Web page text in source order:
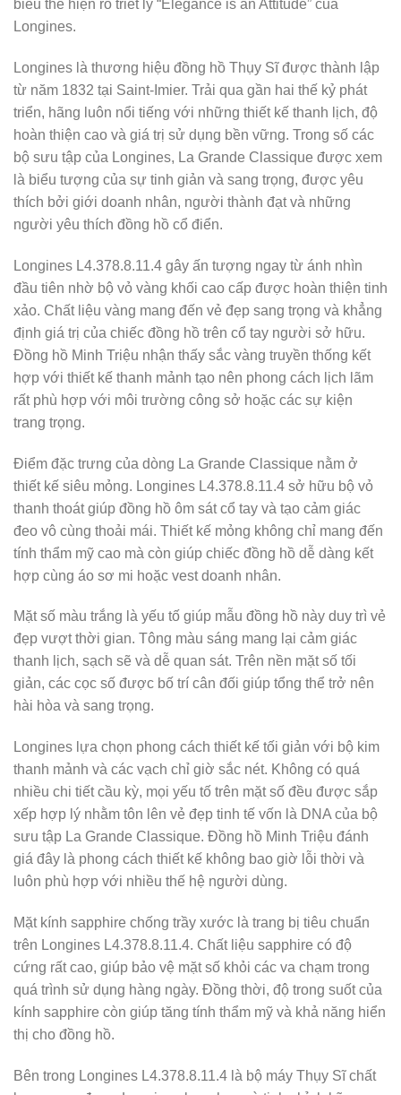
biểu thể hiện rõ triết lý “Elegance is an Attitude” của
Longines.
Longines là thương hiệu đồng hồ Thụy Sĩ được thành lập
từ năm 1832 tại Saint-Imier. Trải qua gần hai thế kỷ phát
triển, hãng luôn nổi tiếng với những thiết kế thanh lịch, độ
hoàn thiện cao và giá trị sử dụng bền vững. Trong số các
bộ sưu tập của Longines, La Grande Classique được xem
là biểu tượng của sự tinh giản và sang trọng, được yêu
thích bởi giới doanh nhân, người thành đạt và những
người yêu thích đồng hồ cổ điển.
Longines L4.378.8.11.4 gây ấn tượng ngay từ ánh nhìn
đầu tiên nhờ bộ vỏ vàng khối cao cấp được hoàn thiện tinh
xảo. Chất liệu vàng mang đến vẻ đẹp sang trọng và khẳng
định giá trị của chiếc đồng hồ trên cổ tay người sở hữu.
Đồng hồ Minh Triệu nhận thấy sắc vàng truyền thống kết
hợp với thiết kế thanh mảnh tạo nên phong cách lịch lãm
rất phù hợp với môi trường công sở hoặc các sự kiện
trang trọng.
Điểm đặc trưng của dòng La Grande Classique nằm ở
thiết kế siêu mỏng. Longines L4.378.8.11.4 sở hữu bộ vỏ
thanh thoát giúp đồng hồ ôm sát cổ tay và tạo cảm giác
đeo vô cùng thoải mái. Thiết kế mỏng không chỉ mang đến
tính thẩm mỹ cao mà còn giúp chiếc đồng hồ dễ dàng kết
hợp cùng áo sơ mi hoặc vest doanh nhân.
Mặt số màu trắng là yếu tố giúp mẫu đồng hồ này duy trì vẻ
đẹp vượt thời gian. Tông màu sáng mang lại cảm giác
thanh lịch, sạch sẽ và dễ quan sát. Trên nền mặt số tối
giản, các cọc số được bố trí cân đối giúp tổng thể trở nên
hài hòa và sang trọng.
Longines lựa chọn phong cách thiết kế tối giản với bộ kim
thanh mảnh và các vạch chỉ giờ sắc nét. Không có quá
nhiều chi tiết cầu kỳ, mọi yếu tố trên mặt số đều được sắp
xếp hợp lý nhằm tôn lên vẻ đẹp tinh tế vốn là DNA của bộ
sưu tập La Grande Classique. Đồng hồ Minh Triệu đánh
giá đây là phong cách thiết kế không bao giờ lỗi thời và
luôn phù hợp với nhiều thế hệ người dùng.
Mặt kính sapphire chống trầy xước là trang bị tiêu chuẩn
trên Longines L4.378.8.11.4. Chất liệu sapphire có độ
cứng rất cao, giúp bảo vệ mặt số khỏi các va chạm trong
quá trình sử dụng hàng ngày. Đồng thời, độ trong suốt của
kính sapphire còn giúp tăng tính thẩm mỹ và khả năng hiển
thị cho đồng hồ.
Bên trong Longines L4.378.8.11.4 là bộ máy Thụy Sĩ chất